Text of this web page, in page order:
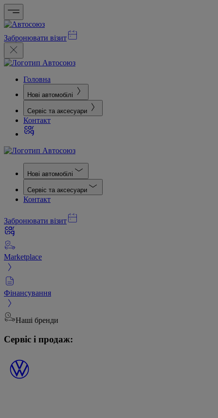
Забронювати візит
Головна
Нові автомобілі
Сервіс та аксесуари
Контакт
Нові автомобілі
Сервіс та аксесуари
Контакт
Забронювати візит
Marketplace
Фінансування
Наші бренди
Сервіс і продаж: